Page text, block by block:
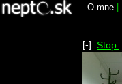
O mne
[-] Stop